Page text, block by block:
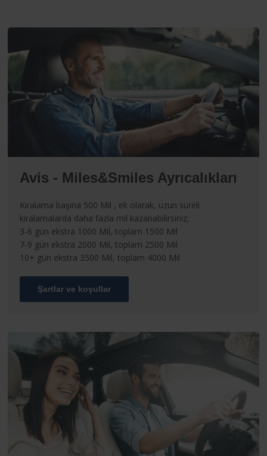
Avis - Miles&Smiles Ayrıcalıkları
Kiralama başına 500 Mil , ek olarak, uzun süreli
kiralamalarda daha fazla mil kazanabilirsiniz;
3-6 gün ekstra 1000 Mil, toplam 1500 Mil
7-9 gün ekstra 2000 Mil, toplam 2500 Mil
10+ gün ekstra 3500 Mil, toplam 4000 Mil
Şartlar ve koşullar